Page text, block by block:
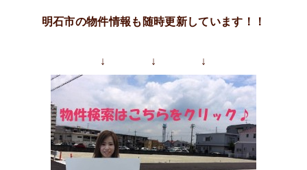
明石市の物件情報も随時更新しています！！
↓ ↓ ↓